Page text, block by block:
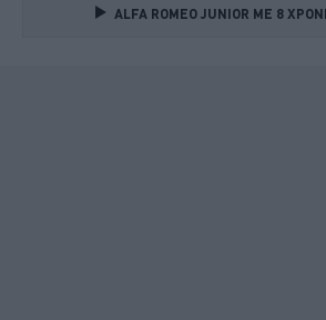
ALFA ROMEO JUNIOR ME 8